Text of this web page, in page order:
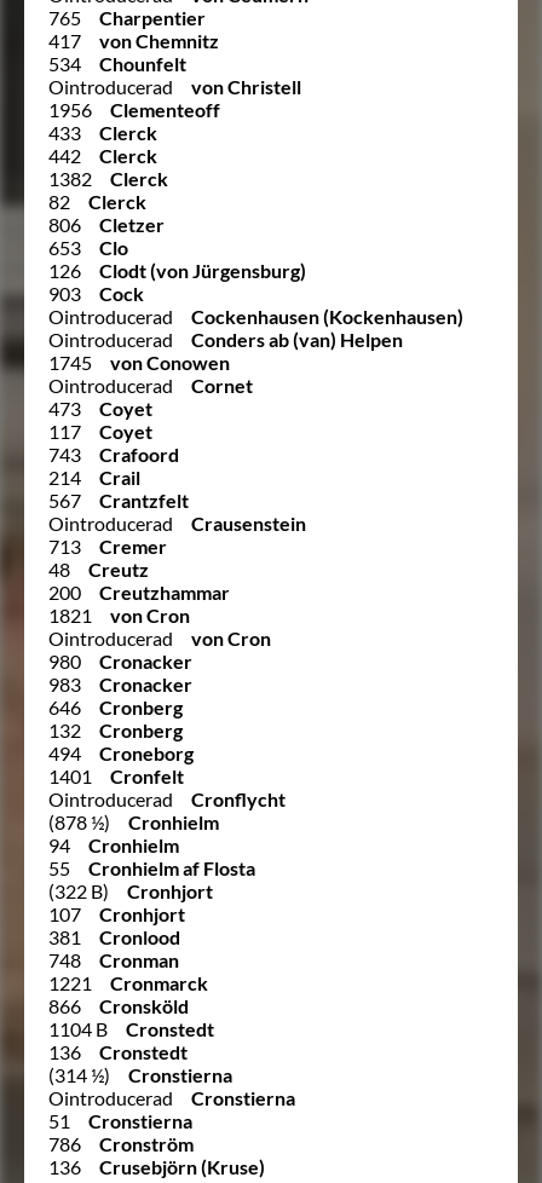
765
Charpentier
417
von Chemnitz
534
Chounfelt
Ointroducerad
von Christell
1956
Clementeoff
433
Clerck
442
Clerck
1382
Clerck
82
Clerck
806
Cletzer
653
Clo
126
Clodt (von Jürgensburg)
903
Cock
Ointroducerad
Cockenhausen (Kockenhausen)
Ointroducerad
Conders ab (van) Helpen
1745
von Conowen
Ointroducerad
Cornet
473
Coyet
117
Coyet
743
Crafoord
214
Crail
567
Crantzfelt
Ointroducerad
Crausenstein
713
Cremer
48
Creutz
200
Creutzhammar
1821
von Cron
Ointroducerad
von Cron
980
Cronacker
983
Cronacker
646
Cronberg
132
Cronberg
494
Croneborg
1401
Cronfelt
Ointroducerad
Cronflycht
(878 ½)
Cronhielm
94
Cronhielm
55
Cronhielm af Flosta
(322 B)
Cronhjort
107
Cronhjort
381
Cronlood
748
Cronman
1221
Cronmarck
866
Cronsköld
1104 B
Cronstedt
136
Cronstedt
(314 ½)
Cronstierna
Ointroducerad
Cronstierna
51
Cronstierna
786
Cronström
136
Crusebjörn (Kruse)